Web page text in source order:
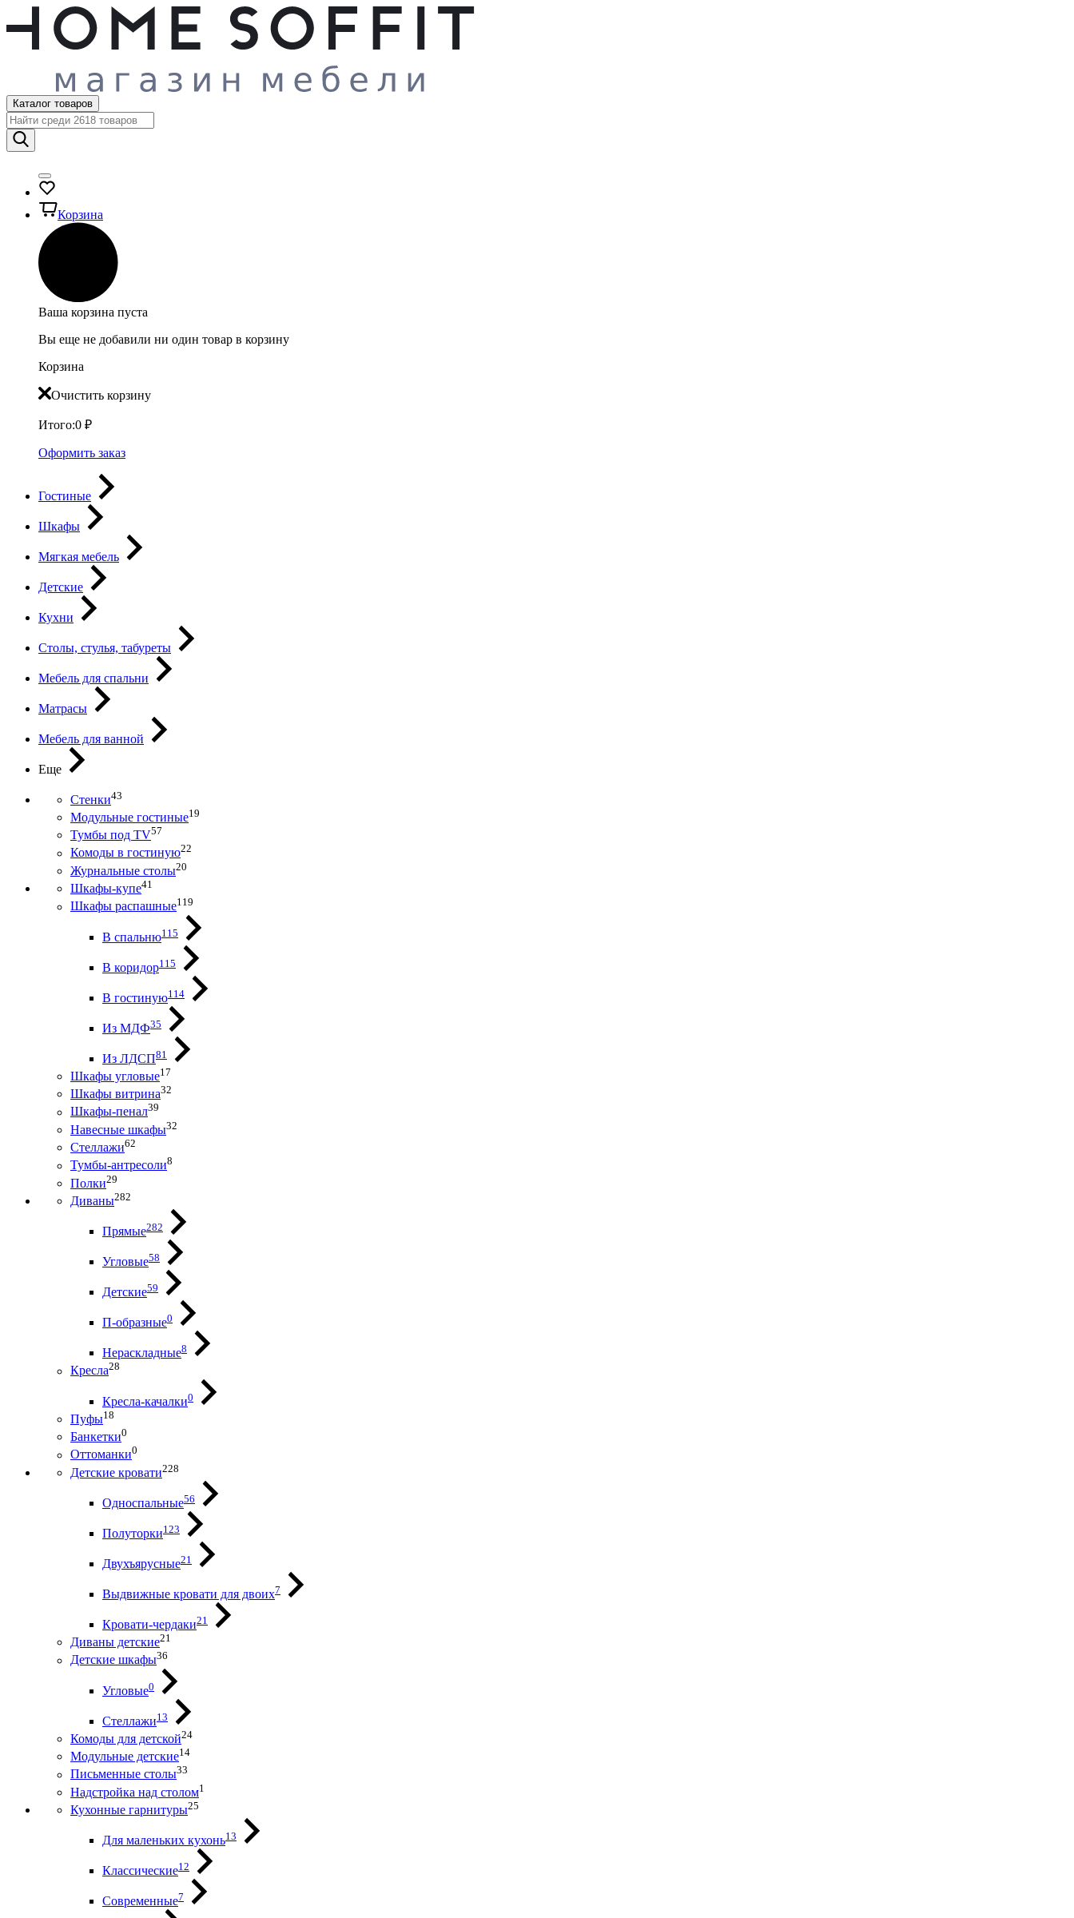
Каталог товаров
Корзина
Ваша корзина пуста
Вы еще не добавили ни один товар в корзину
Корзина
Очистить корзину
Итого:0 ₽
Оформить заказ
Гостиные
Шкафы
Мягкая мебель
Детские
Кухни
Столы, стулья, табуреты
Мебель для спальни
Матрасы
Мебель для ванной
Еще
Стенки43
Модульные гостиные19
Тумбы под ТV57
Комоды в гостиную22
Журнальные столы20
Шкафы-купе41
Шкафы распашные119
В спальню115
В коридор115
В гостиную114
Из МДФ35
Из ЛДСП81
Шкафы угловые17
Шкафы витрина32
Шкафы-пенал39
Навесные шкафы32
Стеллажи62
Тумбы-антресоли8
Полки29
Диваны282
Прямые282
Угловые58
Детские59
П-образные0
Нераскладные8
Кресла28
Кресла-качалки0
Пуфы18
Банкетки0
Оттоманки0
Детские кровати228
Односпальные56
Полуторки123
Двухъярусные21
Выдвижные кровати для двоих7
Кровати-чердаки21
Диваны детские21
Детские шкафы36
Угловые0
Стеллажи13
Комоды для детской24
Модульные детские14
Письменные столы33
Надстройка над столом1
Кухонные гарнитуры25
Для маленьких кухонь13
Классические12
Современные7